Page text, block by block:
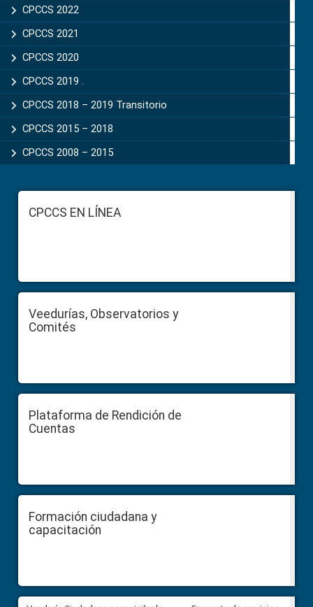
CPCCS 2022
CPCCS 2021
CPCCS 2020
CPCCS 2019 .
CPCCS 2018 – 2019 Transitorio
CPCCS 2015 – 2018
CPCCS 2008 – 2015
FooterCPCCS EN LÍNEA
Veedurías, Observatorios y
Comités
Plataforma de Rendición de
Cuentas
Formación ciudadana y
capacitación